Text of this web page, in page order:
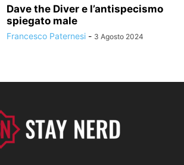
Dave the Diver e l’antispecismo
spiegato male
Francesco Paternesi - 3 Agosto 2024